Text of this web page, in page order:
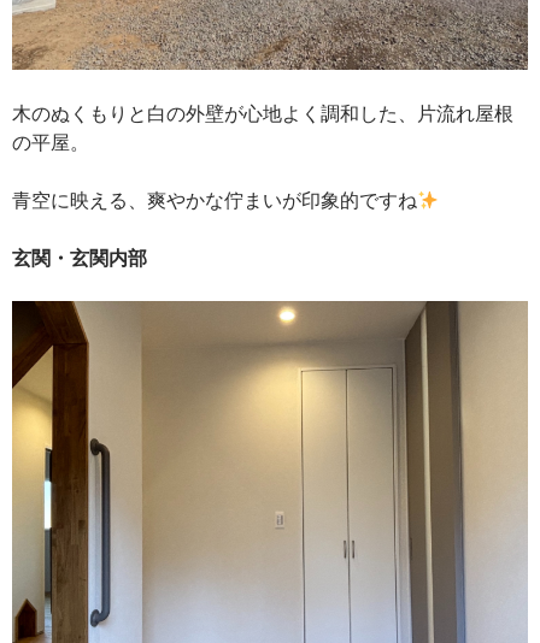
木のぬくもりと白の外壁が心地よく調和した、片流れ屋根
の平屋。
青空に映える、爽やかな佇まいが印象的ですね
玄関・玄関内部